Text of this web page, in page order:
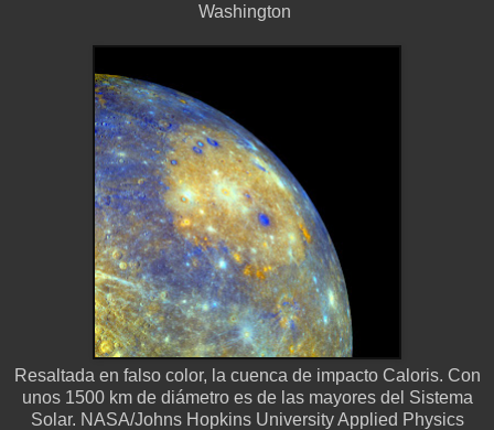
Washington
Resaltada en falso color, la cuenca de impacto Caloris. Con
unos 1500 km de diámetro es de las mayores del Sistema
Solar. NASA/Johns Hopkins University Applied Physics